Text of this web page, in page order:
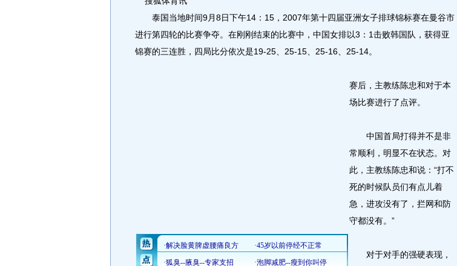
泰国当地时间9月8日下午14：15，2007年第十四届亚洲女子排球锦标赛在曼谷市
进行第四轮的比赛争夺。在刚刚结束的比赛中，中国女排以3：1击败韩国队，获得亚
锦赛的三连胜，四局比分依次是19-25、25-15、25-16、25-14。
赛后，主教练陈忠和对于本
场比赛进行了点评。
中国首局打得并不是非
常顺利，明显不在状态。对
此，主教练陈忠和说：“打不
死的时候队员们有点儿着
急，进攻没有了，拦网和防
守都没有。”
对于对手的强硬表现，